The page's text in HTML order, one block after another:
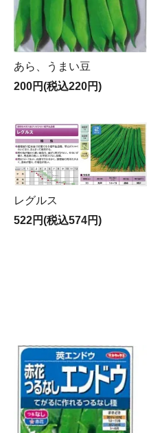
あら、うまい豆
200円(税込220円)
レグルス
522円(税込574円)